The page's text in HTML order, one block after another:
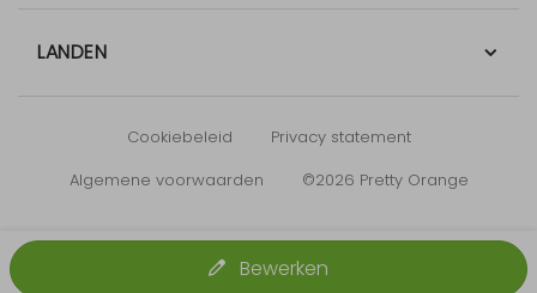
Bewerken
LANDEN
Cookiebeleid
Privacy statement
Algemene voorwaarden
©2026 Pretty Orange